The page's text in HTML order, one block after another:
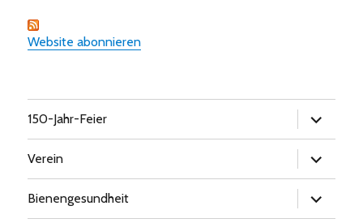
Website abonnieren
150-Jahr-Feier
öffnen
Verein
öffnen
Bienengesundheit
öffnen